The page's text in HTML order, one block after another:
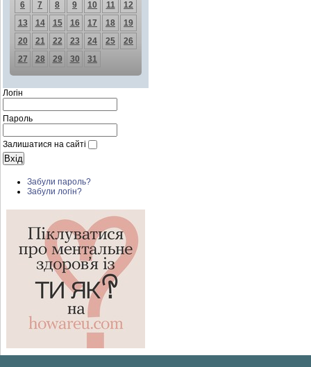
6
7 8 9 10 11
12
13
14 15 16 17 18
19
20
21 22 23 24 25
26
27
28 29 30 31
Логін
Пароль
Залишатися на сайті
Забули пароль?
Забули логін?